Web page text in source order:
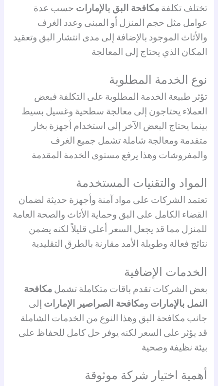
تختلف تكلفةمكافحة البق بالإمارات حسب عدة
عوامل مثل حجم المنزل أو المبنى وعدد الغرف
والأثاث الموجود بالإضافة إلى مدى انتشار البق وتعقيد
المكان الذي يحتاج إلى المعالجة
نوع الخدمة المطلوبة
تؤثر طبيعة الخدمة المطلوبة على التكلفة فبعض
العملاء يحتاجون إلى معالجة سطحية وغسيل بسيط
بينما يحتاج البعض الآخر إلى استخدام أجهزة بخار
متقدمة ومعالجة شاملة تشمل جميع الغرف
والمفروشات وهذا يرفع مستوى الخدمة المقدمة
المواد والتقنيات المستخدمة
تعتمد الشركات على مواد آمنة وأجهزة حديثة لضمان
القضاء الكامل على البق وحماية الأثاث والصحة العامة
للمنزل مما قد يجعل السعر أعلى قليلاً لكنه يضمن
نتائج فعالة وطويلة الأمد مقارنة بالطرق التقليدية
الخدمات الإضافية
بعض الشركات تقدم باقات متكاملة تشملمكافحة
النمل بالإمارات ومكافحة الصراصير الإمارات إلى
جانب مكافحة البق وهذا النوع من الخدمات الشاملة
قد يؤثر على السعر لكنه يوفر حل كامل للحفاظ على
بيئة نظيفة وصحية
أهمية اختيار شركة موثوقة